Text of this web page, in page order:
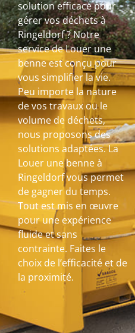
solution efficace pour
gérer vos déchets à
Ringeldorf ? Notre
service de Louer une
benne est conçu pour
vous simplifier la vie.
Peu importe la nature
de vos travaux ou le
volume de déchets,
nous proposons des
solutions adaptées. La
Louer une benne à
Ringeldorf vous permet
de gagner du temps.
Tout est mis en œuvre
pour une expérience
fluide et sans
contrainte. Faites le
choix de l’efficacité et de
la proximité.